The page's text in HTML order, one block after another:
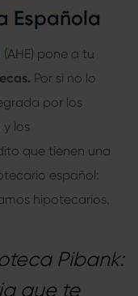
Española
(AHE) pone a tu
. Por si no lo
por los
los
que tienen una
español:
hipotecarios.
Pibank:
que te